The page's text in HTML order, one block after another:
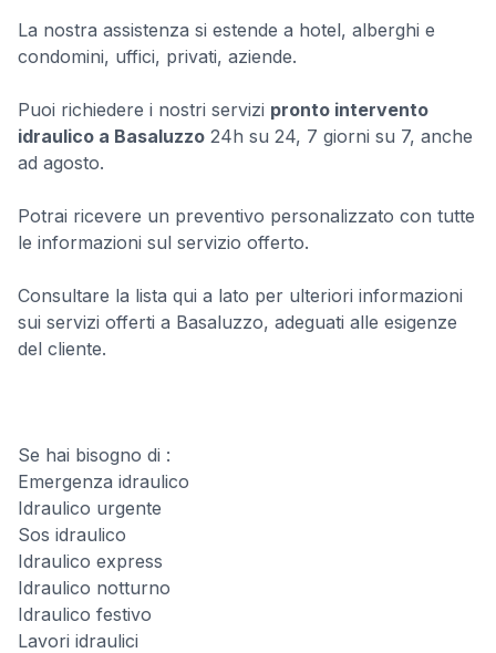
La nostra assistenza si estende a hotel, alberghi e
condomini, uffici, privati, aziende.
Puoi richiedere i nostri servizi pronto intervento
idraulico a Basaluzzo 24h su 24, 7 giorni su 7, anche
ad agosto.
Potrai ricevere un preventivo personalizzato con tutte
le informazioni sul servizio offerto.
Consultare la lista qui a lato per ulteriori informazioni
sui servizi offerti a Basaluzzo, adeguati alle esigenze
del cliente.
Se hai bisogno di :
Emergenza idraulico
Idraulico urgente
Sos idraulico
Idraulico express
Idraulico notturno
Idraulico festivo
Lavori idraulici